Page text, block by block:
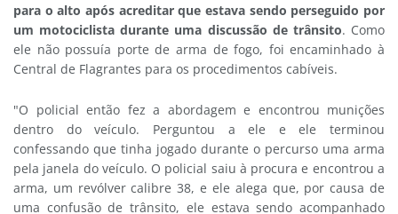
para o alto após acreditar que estava sendo perseguido por
um motociclista durante uma discussão de trânsito. Como
ele não possuía porte de arma de fogo, foi encaminhado à
Central de Flagrantes para os procedimentos cabíveis.
"O policial então fez a abordagem e encontrou munições
dentro do veículo. Perguntou a ele e ele terminou
confessando que tinha jogado durante o percurso uma arma
pela janela do veículo. O policial saiu à procura e encontrou a
arma, um revólver calibre 38, e ele alega que, por causa de
uma confusão de trânsito, ele estava sendo acompanhado